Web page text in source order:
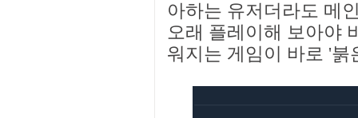
아하는 유저더라도 메
오래 플레이해 보아야
워지는 게임이 바로 '붉